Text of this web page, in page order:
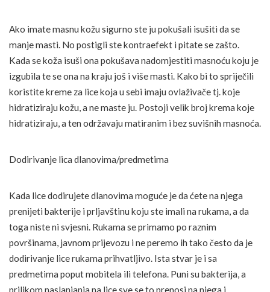
Ako imate masnu kožu sigurno ste ju pokušali isušiti da se
manje masti. No postigli ste kontraefekt i pitate se zašto.
Kada se koža isuši ona pokušava nadomjestiti masnoću koju je
izgubila te se ona na kraju još i više masti. Kako bi to spriječili
koristite kreme za lice koja u sebi imaju ovlaživače tj. koje
hidratiziraju kožu, a ne maste ju. Postoji velik broj krema koje
hidratiziraju, a ten održavaju matiranim i bez suvišnih masnoća.
Dodirivanje lica dlanovima/predmetima
Kada lice dodirujete dlanovima moguće je da ćete na njega
prenijeti bakterije i prljavštinu koju ste imali na rukama, a da
toga niste ni svjesni. Rukama se primamo po raznim
površinama, javnom prijevozu i ne peremo ih tako često da je
dodirivanje lice rukama prihvatljivo. Ista stvar je i sa
predmetima poput mobitela ili telefona. Puni su bakterija, a
prilikom naslanjanja na lice sve se to prenosi na njega i